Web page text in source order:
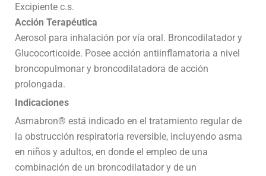
Excipiente c.s.
Acción Terapéutica
Aerosol para inhalación por vía oral. Broncodilatador y
Glucocorticoide. Posee acción antiinflamatoria a nivel
broncopulmonar y broncodilatadora de acción
prolongada.
Indicaciones
Asmabron® está indicado en el tratamiento regular de
la obstrucción respiratoria reversible, incluyendo asma
en niños y adultos, en donde el empleo de una
combinación de un broncodilatador y de un